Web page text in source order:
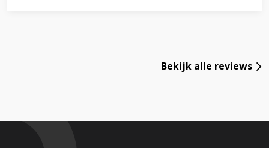
Bekijk alle reviews